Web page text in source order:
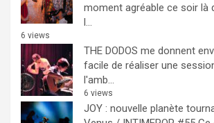
moment agréable ce soir là
l...
6 views
THE DODOS me donnent
facile de réaliser une
l'amb...
6 views
JOY : nouvelle planète